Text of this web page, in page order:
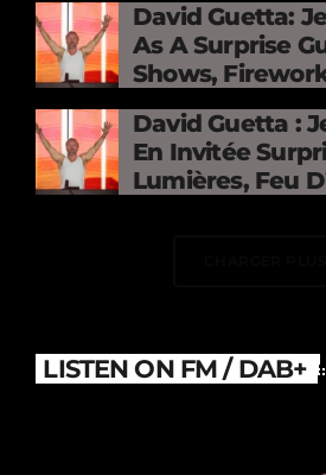
David Guetta:
As A Surprise
Shows,
Electrifies The
France
David Guetta :
En Invitée
Lumières, Feu
LISTEN ON FM / DAB+